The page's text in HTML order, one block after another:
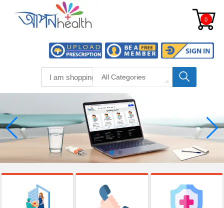
All Categories
0